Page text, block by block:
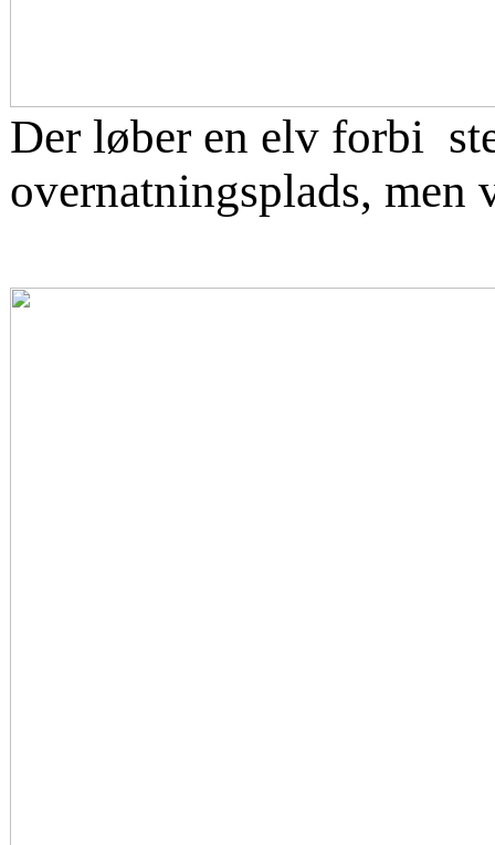
Der løber en elv forbi
overnatningsplads,